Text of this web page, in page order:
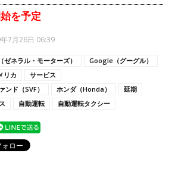
を予定
7月26日 06:39
ゼネラル・モーターズ）
Google（グーグル）
リカ
サービス
ンド（SVF）
ホンダ（Honda）
延期
自動運転 自動運転タクシー